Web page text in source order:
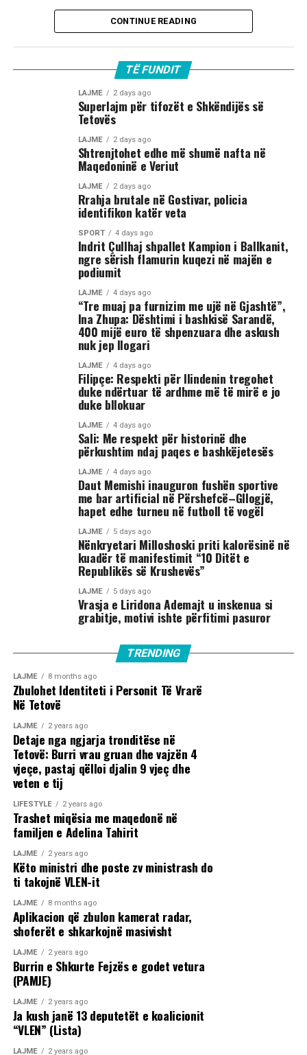
Ata theksojnë se ndaj të treve do të zbatohet një
procedurë e përshpejtuar para gjykatës sapo të
autoriteteve, sulmi ka ndodhur në orët e para të
mëngjesit të 2 gushtit në rrugën „Borçe Jovanoski“, ku
dy të rinj janë goditur me mjete dhe shkopinj druri.
Në rrjetet sociale u shfaq një video-incizim shqetësues
nga Gostivari, në të cilin shfaqet një përleshje e ashpër
fizike mes një grupi më të madh të rinjsh.
Sipas informacioneve të publikuara, gjatë rrahjes, njëri
nga djemtë është goditur në pjesën e kokës, pas së cilës
ka rënë në tokë dhe ka mbetur i palëvizshëm.
Përkundër faktit se po shtrihej në rrugë, në incizim
shihet se sulmi ka vazhduar me goditje të shumta ndaj
trupit të tij, gjë që ka shkaktuar reagime dhe dënime të
ashpra në rrjetet sociale.(INA)
CONTINUE READING
TË FUNDIT
LAJME 2 days ago
Superlajm për tifozët e Shkëndijës së
Tetovës
LAJME 2 days ago
Shtrenjtohet edhe më shumë nafta në
Maqedoninë e Veriut
LAJME 2 days ago
Rrahja brutale në Gostivar, policia
identifikon katër veta
SPORT 4 days ago
Indrit Çullhaj shpallet Kampion i Ballkanit,
ngre sërish flamurin kuqezi në majën e
podiumit
LAJME 4 days ago
“Tre muaj pa furnizim me ujë në Gjashtë”,
Ina Zhupa: Dështimi i bashkisë Sarandë,
400 mijë euro të shpenzuara dhe askush
nuk jep llogari
LAJME 4 days ago
Filipçe: Respekti për Ilindenin tregohet
duke ndërtuar të ardhme më të mirë e jo
duke bllokuar
LAJME 4 days ago
Sali: Me respekt për historinë dhe
përkushtim ndaj paqes e bashkëjetesës
LAJME 4 days ago
Daut Memishi inauguron fushën sportive
me bar artificial në Përshefcë–Gllogjë,
hapet edhe turneu në futboll të vogël
LAJME 5 days ago
Nënkryetari Milloshoski priti kalorësinë në
kuadër të manifestimit “10 Ditët e
Republikës së Krushevës”
LAJME 5 days ago
Vrasja e Liridona Ademajt u inskenua si
grabitje, motivi ishte përfitimi pasuror
TRENDING
LAJME 8 months ago
Zbulohet Identiteti i Personit Të Vrarë
Në Tetovë
LAJME 2 years ago
Detaje nga ngjarja tronditëse në
Tetovë: Burri vrau gruan dhe vajzën 4
vjeçe, pastaj qëlloi djalin 9 vjeç dhe
veten e tij
LIFESTYLE 2 years ago
Trashet miqësia me maqedonë në
familjen e Adelina Tahirit
LAJME 2 years ago
Këto ministri dhe poste zv ministrash do
ti takojnë VLEN-it
LAJME 8 months ago
Aplikacion që zbulon kamerat radar,
shoferët e shkarkojnë masivisht
LAJME 2 years ago
Burrin e Shkurte Fejzës e godet vetura
(PAMJE)
LAJME 2 years ago
Ja kush janë 13 deputetët e koalicionit
“VLEN” (Lista)
LAJME 2 years ago